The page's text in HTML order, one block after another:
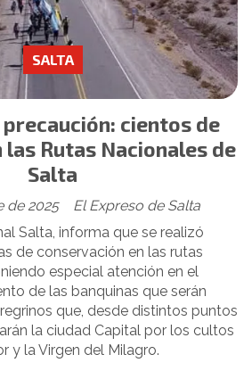
cientos de
Rutas Nacionales de
Salta
El Expreso de Salta
SALTA
de 2025
Salta, informa que se realizó
de conservación en las rutas
especial atención en el
de las banquinas que serán
que, desde distintos puntos
la ciudad Capital por los cultos
y la Virgen del Milagro.